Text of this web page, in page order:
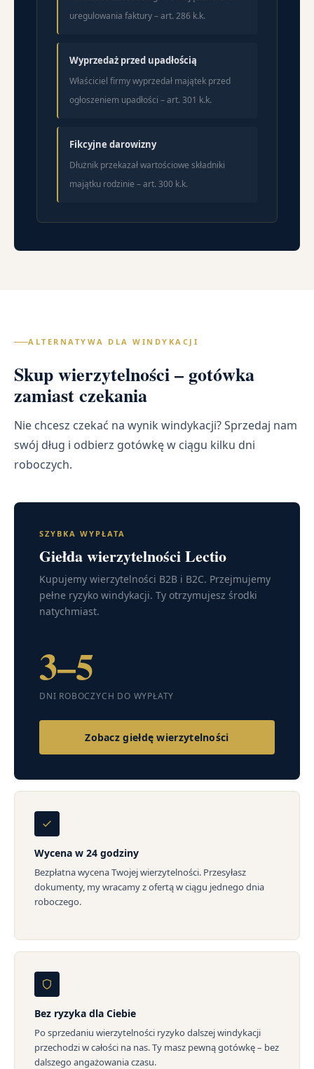
uregulowania faktury – art. 286 k.k.
Wyprzedaż przed upadłością
Właściciel firmy wyprzedał majątek przed
ogłoszeniem upadłości – art. 301 k.k.
Fikcyjne darowizny
Dłużnik przekazał wartościowe składniki
majątku rodzinie – art. 300 k.k.
ALTERNATYWA DLA WINDYKACJI
Skup wierzytelności – gotówka
zamiast czekania
Nie chcesz czekać na wynik windykacji? Sprzedaj nam
swój dług i odbierz gotówkę w ciągu kilku dni
roboczych.
SZYBKA WYPŁATA
Giełda wierzytelności Lectio
Kupujemy wierzytelności B2B i B2C. Przejmujemy
pełne ryzyko windykacji. Ty otrzymujesz środki
natychmiast.
3–5
DNI ROBOCZYCH DO WYPŁATY
Zobacz giełdę wierzytelności
Wycena w 24 godziny
Bezpłatna wycena Twojej wierzytelności. Przesyłasz
dokumenty, my wracamy z ofertą w ciągu jednego dnia
roboczego.
Bez ryzyka dla Ciebie
Po sprzedaniu wierzytelności ryzyko dalszej windykacji
przechodzi w całości na nas. Ty masz pewną gotówkę – bez
dalszego angażowania czasu.